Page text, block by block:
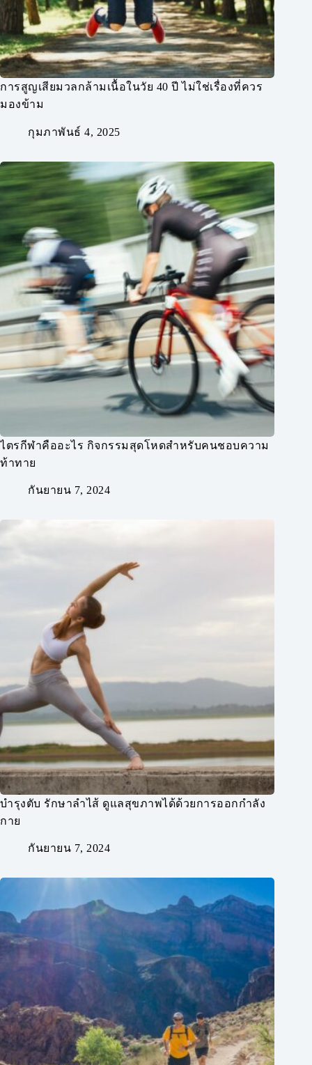
การสูญเสียมวลกล้ามเนื้อในวัย 40 ปี ไม่ใช่เรื่องที่ควร
มองข้าม
กุมภาพันธ์ 4, 2025
ไตรกีฬาคืออะไร กิจกรรมสุดโหดสำหรับคนชอบความ
ท้าทาย
กันยายน 7, 2024
บำรุงตับ รักษาลำไส้ ดูแลสุขภาพได้ด้วยการออกกำลัง
กาย
กันยายน 7, 2024